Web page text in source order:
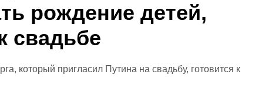
рождение детей,
свадьбе
который пригласил Путина на свадьбу, готовится к